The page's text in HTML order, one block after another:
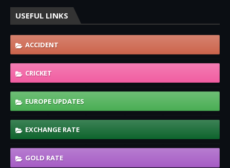
USEFUL LINKS
ACCIDENT
CRICKET
EUROPE UPDATES
EXCHANGE RATE
GOLD RATE